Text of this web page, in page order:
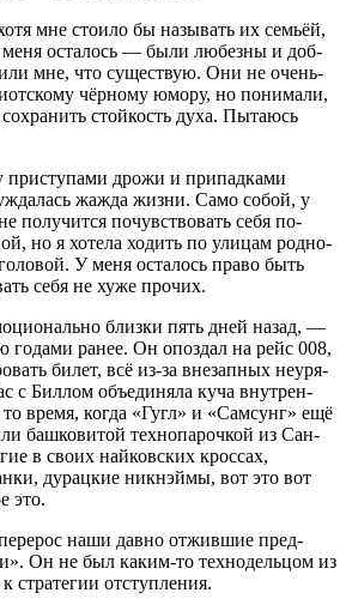
мне сто­и­ло бы назы­вать их семьёй,
оста­лось — были любез­ны и доб­
мне, что суще­ствую. Они не очень-
чёр­но­му юмо­ру, но пони­ма­ли,
стой­кость духа. Пыта­юсь
дро­жи и при­пад­ка­ми
жаж­да жиз­ни. Само собой, у
полу­чит­ся почув­ство­вать себя по-
но я хоте­ла ходить по ули­цам род­но­
У меня оста­лось пра­во быть
себя не хуже прочих.
близ­ки пять дней назад, —
года­ми ранее. Он опоз­дал на рейс 008,
билет, всё из-за вне­зап­ных неуря­
с Бил­лом объ­еди­ня­ла куча внут­рен­
вре­мя, когда «Гугл» и «Сам­сунг» ещё
баш­ко­ви­той тех­но­па­роч­кой из Сан-
в сво­их най­ков­ских крос­сах,
дурац­кие ник­нэй­мы, вот это вот
это.
наши дав­но отжив­шие пред­
Он не был каким-то тех­но­дель­цом из
стра­те­гии отступления.